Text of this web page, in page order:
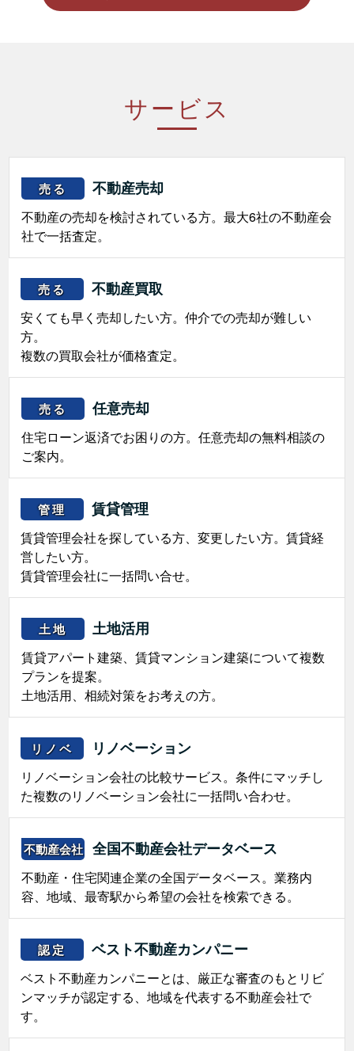
サービス
売る 不動産売却
不動産の売却を検討されている方。最大6社の不動産会
社で一括査定。
売る 不動産買取
安くても早く売却したい方。仲介での売却が難しい
方。
複数の買取会社が価格査定。
売る 任意売却
住宅ローン返済でお困りの方。任意売却の無料相談の
ご案内。
管理 賃貸管理
賃貸管理会社を探している方、変更したい方。賃貸経
営したい方。
賃貸管理会社に一括問い合せ。
土地 土地活用
賃貸アパート建築、賃貸マンション建築について複数
プランを提案。
土地活用、相続対策をお考えの方。
リノベ リノベーション
リノベーション会社の比較サービス。条件にマッチし
た複数のリノベーション会社に一括問い合わせ。
不動産会社 全国不動産会社データベース
不動産・住宅関連企業の全国データベース。業務内
容、地域、最寄駅から希望の会社を検索できる。
認定 ベスト不動産カンパニー
ベスト不動産カンパニーとは、厳正な審査のもとリビ
ンマッチが認定する、地域を代表する不動産会社で
す。